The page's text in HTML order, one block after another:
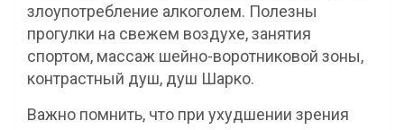
злоупотребление алкоголем. Полезны
прогулки на свежем воздухе, занятия
спортом, массаж шейно-воротниковой зоны,
контрастный душ, душ Шарко.
Важно помнить, что при ухудшении зрения